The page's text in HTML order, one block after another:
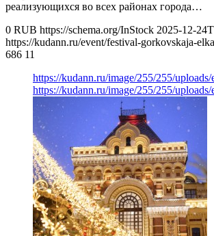
реализующихся во всех районах города…
0 RUB https://schema.org/InStock 2025-12-
https://kudann.ru/event/festival-gorkovskaja-
686 11
https://kudann.ru/image/255/255/
https://kudann.ru/image/255/255/